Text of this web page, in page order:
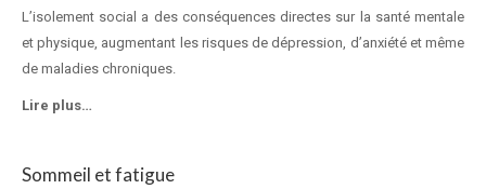
L’isolement social a des conséquences directes sur la santé mentale
et physique, augmentant les risques de dépression, d’anxiété et même
de maladies chroniques.
Lire plus…
Sommeil et fatigue